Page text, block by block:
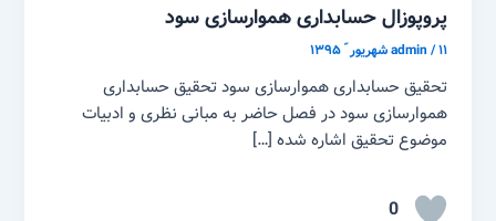
پروپوزال حسابداری هموارسازی سود
admin/۱۱ شهریور ّ ۱۳۹۵
تحقیق حسابداری هموارسازی سود تحقیق حسابداری
هموارسازی سود در فصل حاضر به مبانی نظری و ادبیات
موضوع تحقیق اشاره شده […]
0